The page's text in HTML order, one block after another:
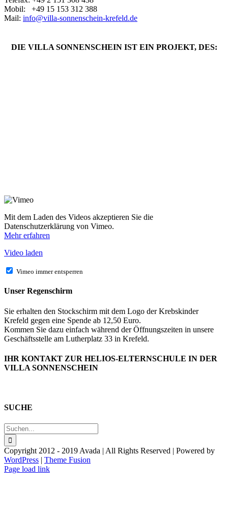
Mobil: +49 ‭15 153 312 388‬
Mail: info@villa-sonnenschein-krefeld.de
DIE VILLA SONNENSCHEIN IST EIN PROJEKT, DES:
Mit dem Laden des Videos akzeptieren Sie die
Datenschutzerklärung von Vimeo.
Mehr erfahren
Video laden
Vimeo immer entsperren
Unser Regenschirm
Sie erhalten den Stockschirm mit dem Logo der Krebskinder
Krefeld gegen eine Spende ab 12,50 Euro.
Kommen Sie dazu einfach während der Öffnungszeiten in unsere
Geschäftsstelle am Lutherplatz 33 in Krefeld.
IHR KONTAKT ZUR HELIOS-ELTERNSCHULE IN DER
VILLA SONNENSCHEIN
SUCHE
Suche
nach:
Copyright 2012 - 2019 Avada | All Rights Reserved | Powered by
WordPress | Theme Fusion
Facebook
Page load link